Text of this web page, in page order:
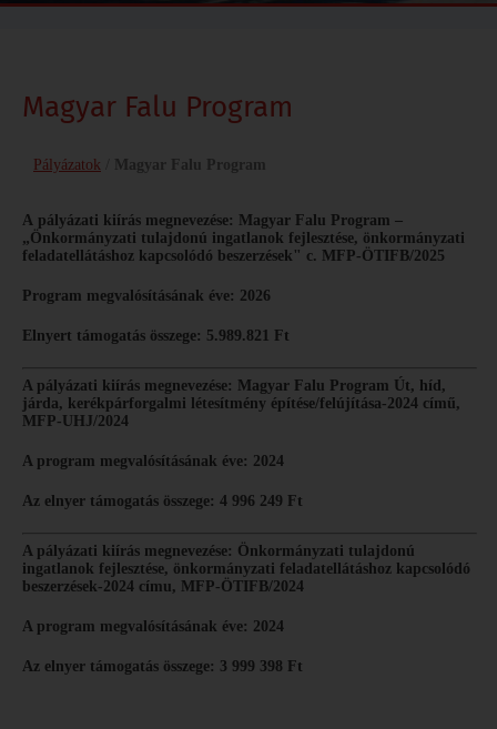
Magyar Falu Program
Pályázatok Magyar Falu Program
A pályázati kiírás megnevezése: Magyar Falu Program –
„Önkormányzati tulajdonú ingatlanok fejlesztése, önkormányzati
feladatellátáshoz kapcsolódó beszerzések" c. MFP-ÖTIFB/2025
Program megvalósításának éve: 2026
Elnyert támogatás összege: 5.989.821 Ft
A pályázati kiírás megnevezése: Magyar Falu Program Út, híd,
járda, kerékpárforgalmi létesítmény építése/felújítása-2024 című,
MFP-UHJ/2024
A program megvalósításának éve: 2024
Az elnyer támogatás összege: 4 996 249 Ft
A pályázati kiírás megnevezése: Önkormányzati tulajdonú
ingatlanok fejlesztése, önkormányzati feladatellátáshoz kapcsolódó
beszerzések-2024 címu, MFP-ÖTIFB/2024
A program megvalósításának éve: 2024
Az elnyer támogatás összege: 3 999 398 Ft